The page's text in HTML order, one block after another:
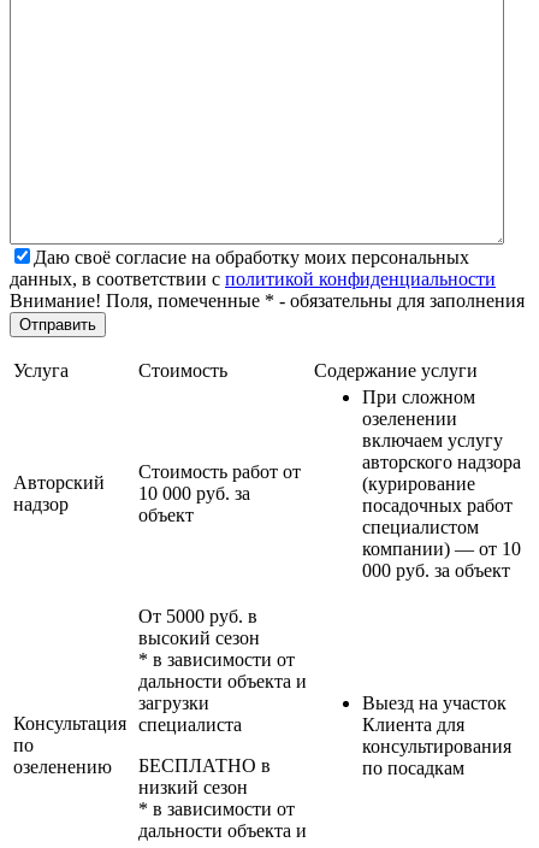
Даю своё согласие на обработку моих персональных
данных, в соответствии с политикой конфиденциальности
Внимание! Поля, помеченные * - обязательны для заполнения
Услуга Стоимость Содержание услуги
Авторский
надзор
Стоимость работ от
10 000 руб. за
объект
При сложном
озеленении
включаем услугу
авторского надзора
(курирование
посадочных работ
специалистом
компании) — от 10
000 руб. за объект
Консультация
по
озеленению
От 5000 руб. в
высокий сезон
* в зависимости от
дальности объекта и
загрузки
специалиста
БЕСПЛАТНО в
низкий сезон
* в зависимости от
дальности объекта и
Выезд на участок
Клиента для
консультирования
по посадкам